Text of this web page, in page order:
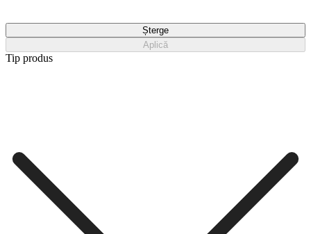
Șterge
Aplică
Tip produs